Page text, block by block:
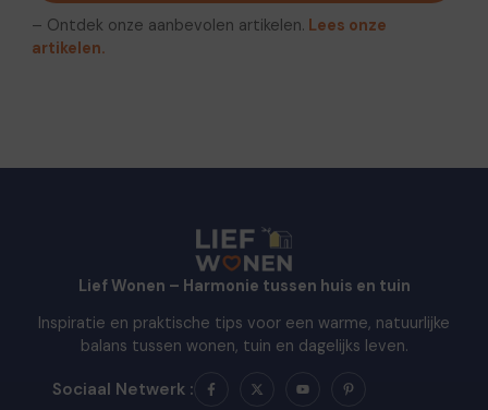
– Ontdek onze aanbevolen artikelen. Lees onze
artikelen.
Lief Wonen – Harmonie tussen huis en tuin
Inspiratie en praktische tips voor een warme, natuurlijke
balans tussen wonen, tuin en dagelijks leven.
Sociaal Netwerk :